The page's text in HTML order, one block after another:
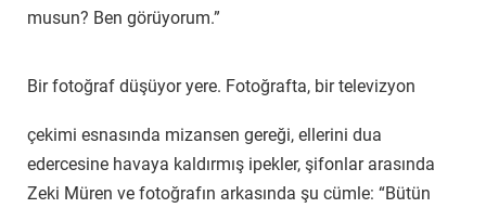
musun? Ben görüyorum.”
Bir fotoğraf düşüyor yere. Fotoğrafta, bir televizyon
çekimi esnasında mizansen gereği, ellerini dua
edercesine havaya kaldırmış ipekler, şifonlar arasında
Zeki Müren ve fotoğrafın arkasında şu cümle: “Bütün